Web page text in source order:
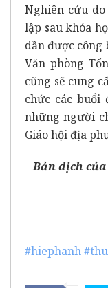
Nghiên cứu
lập sau khóa
dần được
Văn phòng
cũng sẽ cung
chức các
những người
Giáo hội địa
Bản dịch
#hiephanh